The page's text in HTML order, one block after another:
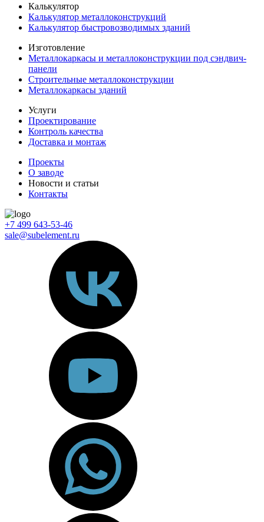
Калькулятор
Калькулятор металлоконструкций
Калькулятор быстровозводимых зданий
Изготовление
Металлокаркасы и металлоконструкции под сэндвич-
панели
Строительные металлоконструкции
Металлокаркасы зданий
Услуги
Проектирование
Контроль качества
Доставка и монтаж
Проекты
О заводе
Новости и статьи
Контакты
+7 499 643-53-46
sale@subelement.ru